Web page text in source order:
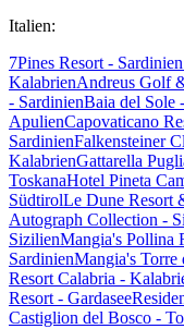
Italien:
7Pines Resort - Sardinien
KalabrienAndreus Golf
- SardinienBaia del Sole
ApulienCapovaticano
SardinienFalkensteiner
KalabrienGattarella
ToskanaHotel Pineta
SüdtirolLe Dune Resort
Autograph Collection -
SizilienMangia's Pollina
SardinienMangia's Torre
Resort Calabria -
Resort - Gardasee
Castiglion del Bosco -